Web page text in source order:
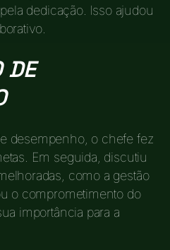
dedicação. Isso ajudou
DE
desempenho, o chefe fez
Em seguida, discutiu
como a gestão
o comprometimento do
importância para a